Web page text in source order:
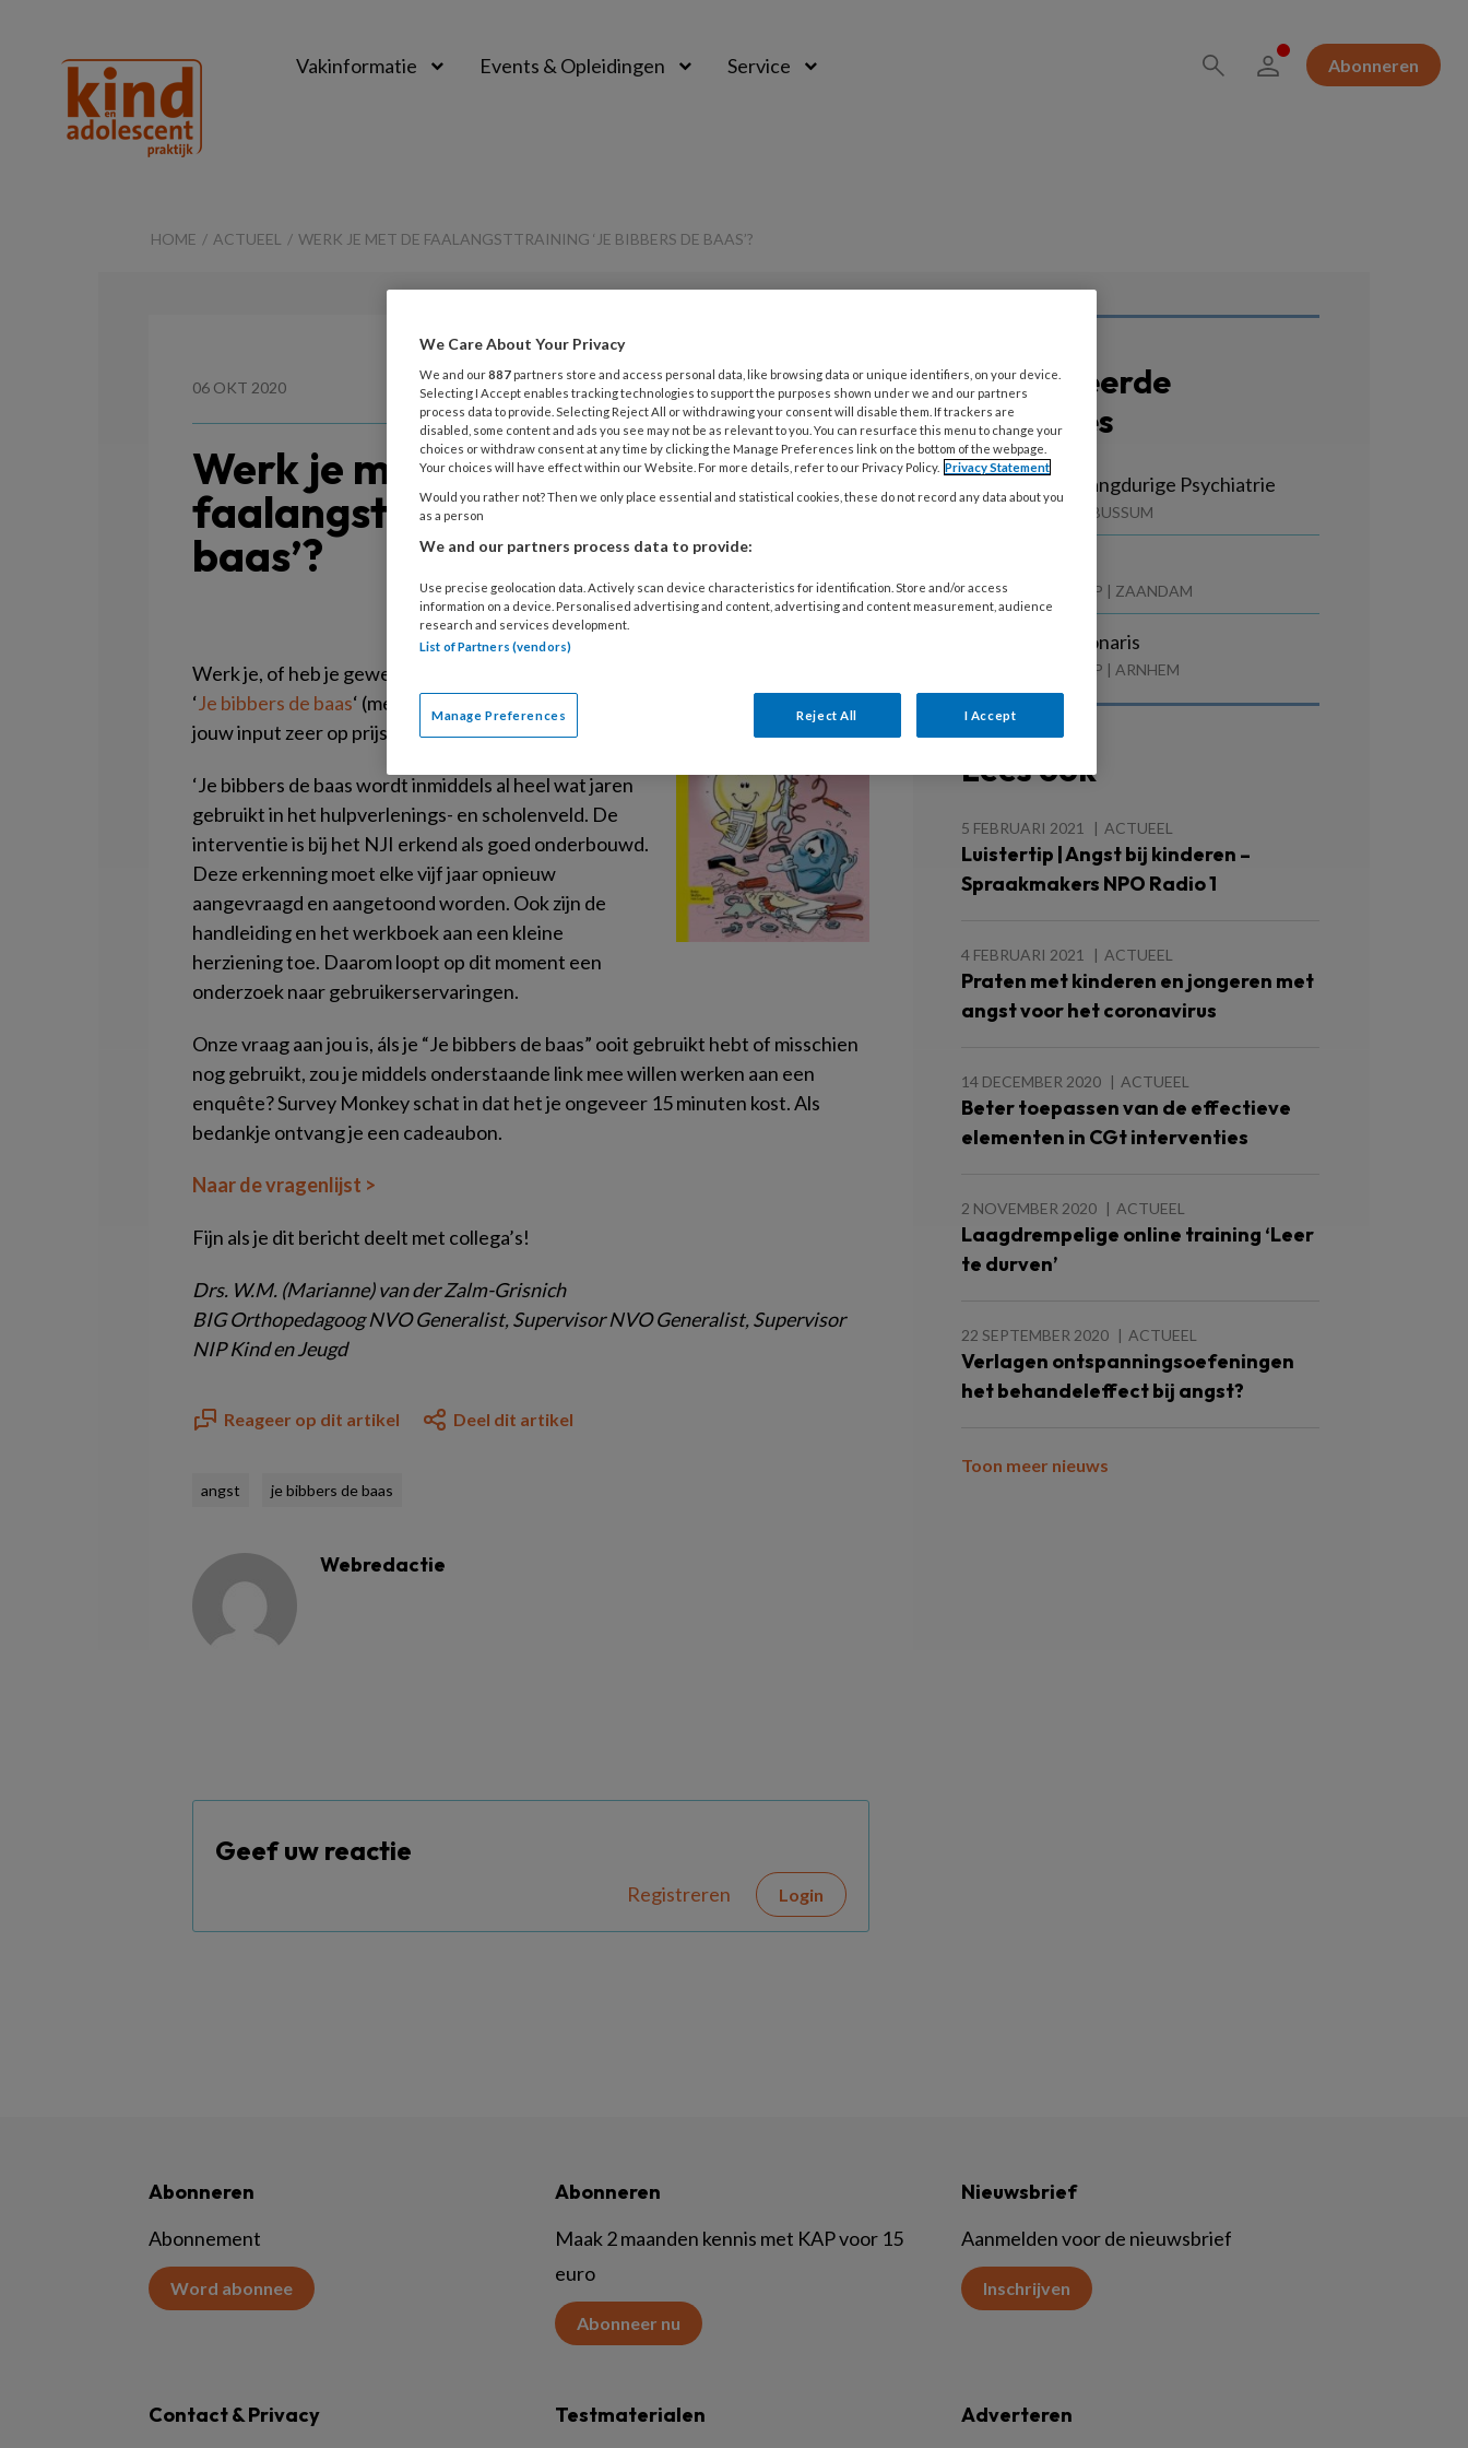
&
Vakinformatie Events & Opleidingen Service Abonneren
HOME ACTUEEL WERK JE MET DE FAALANGSTTRAINING ‘JE BIBBERS DE BAAS’?
06 OKT 2020 Opslaan Reacties Delen
Werk je met de
faalangsttraining ‘Je bibbers de
baas’?
Werk je, of heb je gewerkt met de jeugdinterventie
‘Je bibbers de baas‘ (met werkboek
), dan stellen we
jouw input zeer op prijs.
‘Je bibbers de baas wordt inmiddels al heel wat jaren
gebruikt in het hulpverlenings- en scholenveld. De
interventie is bij het NJI erkend als goed onderbouwd.
Deze erkenning moet elke vijf jaar opnieuw
aangevraagd en aangetoond worden. Ook zijn de
handleiding en het werkboek aan een kleine
herziening toe. Daarom loopt op dit moment een
onderzoek naar gebruikerservaringen.
Onze vraag aan jou is, áls je “Je bibbers de baas” ooit gebruikt hebt of misschien
nog gebruikt, zou je middels onderstaande link mee willen werken aan een
enquête? Survey Monkey schat in dat het je ongeveer 15 minuten kost. Als
bedankje ontvang je een cadeaubon.
Naar de vragenlijst >
Fijn als je dit bericht deelt met collega’s!
Drs. W.M. (Marianne) van der Zalm-Grisnich
BIG Orthopedagoog NVO Generalist, Supervisor NVO Generalist, Supervisor
NIP Kind en Jeugd
Reageer op dit artikel Deel dit artikel
angst je bibbers de baas
Webredactie
Geef uw reactie
Registreren Login
Gerelateerde
vacatures
GGZ-Agoog - Langdurige Psychiatrie
GGZ CENTRAAL | BUSSUM
PARNASSIA GROEP | ZAANDAM
Aanmeldfunctionaris
PARNASSIA GROEP | ARNHEM
Lees ook
5 FEBRUARI 2021 ACTUEEL
Luistertip | Angst bij kinderen –
Spraakmakers NPO Radio 1
4 FEBRUARI 2021 ACTUEEL
Praten met kinderen en jongeren met
angst voor het coronavirus
14 DECEMBER 2020 ACTUEEL
Beter toepassen van de effectieve
elementen in CGt interventies
2 NOVEMBER 2020 ACTUEEL
Laagdrempelige online training ‘Leer
te durven’
22 SEPTEMBER 2020 ACTUEEL
Verlagen ontspanningsoefeningen
het behandeleffect bij angst?
Toon meer nieuws
Abonneren
Abonnement
Word abonnee
Abonneren
Maak 2 maanden kennis met KAP voor 15
euro
Abonneer nu
Nieuwsbrief
Aanmelden voor de nieuwsbrief
Inschrijven
Contact & Privacy Testmaterialen Adverteren
We Care About Your Privacy
We and our887 partners store and access personal data, like browsing data or unique identifiers, on your device.
Selecting I Accept enables tracking technologies to support the purposes shown under we and our partners
process data to provide. Selecting Reject All or withdrawing your consent will disable them. If trackers are
disabled, some content and ads you see may not be as relevant to you. You can resurface this menu to change your
choices or withdraw consent at any time by clicking the Manage Preferences link on the bottom of the webpage.
Your choices will have effect within our Website. For more details, refer to our Privacy Policy. Privacy Statement
Would you rather not? Then we only place essential and statistical cookies, these do not record any data about you
as a person
We and our partners process data to provide:
Use precise geolocation data. Actively scan device characteristics for identification. Store and/or access
information on a device. Personalised advertising and content, advertising and content measurement, audience
research and services development.
List of Partners (vendors)
Manage Preferences Reject All I Accept